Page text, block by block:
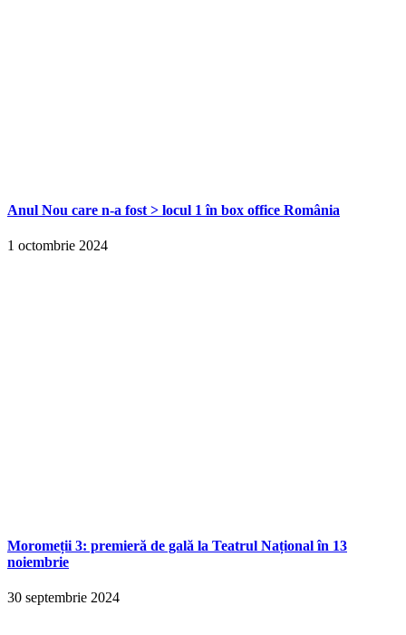
Anul Nou care n-a fost > locul 1 în box office România
1 octombrie 2024
Moromeții 3: premieră de gală la Teatrul Național în 13
noiembrie
30 septembrie 2024